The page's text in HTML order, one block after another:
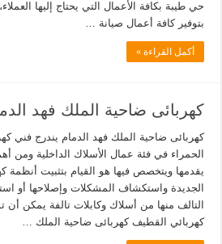
حي طيبة بكافة الأعمال التي يحتاج إليها
بتوفير كافة أعمال صيانة …
أكمل القراءة »
كهربائى ضاحية الملك فهد الدمام
كهربائى ضاحية الملك فهد الدمام يندرج فني
الحمراء في فئة عمال الأسلاك الداخلية ومن
يقدمها ويتخصص فيها هو القيام بتثبيت أنظمة
الجديدة واستكشاف المشكلات وإصلاحها أو
التالف منها من أسلاك وكابلات تالفة يمكن
كهربائي القطيف كهربائى ضاحية الملك …